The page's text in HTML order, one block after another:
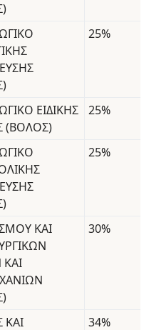
25%
ΕΙΔΙΚΗΣ
(ΒΟΛΟΣ)
25%
25%
ΚΑΙ
30%
ΚΑΙ
34%